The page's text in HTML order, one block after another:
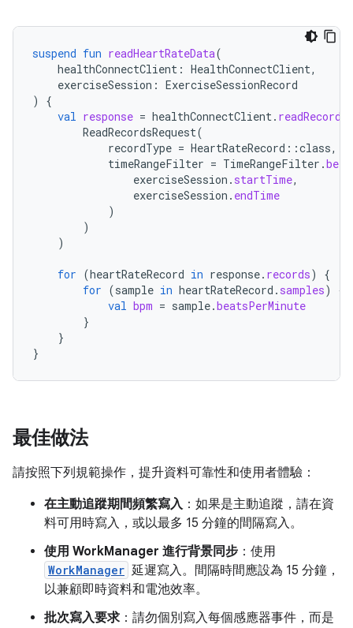
suspend fun readHeartRateData(
healthConnectClient : HealthConnectClient,
exerciseSession : ExerciseSessionRecord
)
{
val response = healthConnectClient. readRecords
ReadRecordsRequest(
recordType = HeartRateRecord ::class,
timeRangeFilter = TimeRangeFilter .
exerciseSession . startTime,
exerciseSession . endTime
)
)
)
for (heartRateRecord in response. records)
{
for (sample in heartRateRecord . samples)
{
val bpm = sample.beatsPerMinute
}
}
}
最佳做法
請按照下列規範操作，提升資料可靠性和使用者體驗：
在主動追蹤期間頻繁寫入：如果是主動追蹤，請在資
料可用時寫入，或以最多 15 分鐘的間隔寫入。
使用 WorkManager 進行背景同步 ：使用
WorkManager 延遲寫入。間隔時間應設為 15 分鐘，
以兼顧即時資料和電池效率。
批次寫入要求 ：請勿個別寫入每個感應器事件，而是